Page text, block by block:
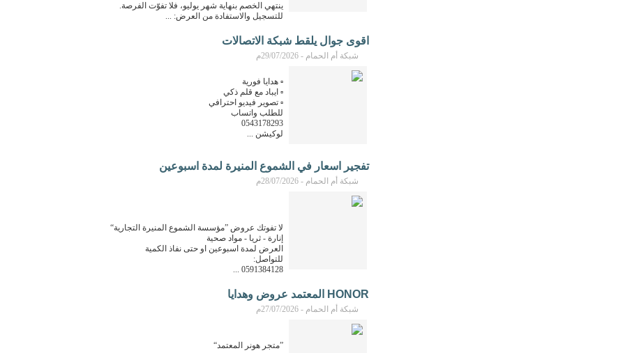
ينتهي الخصم بنهاية شهر يوليو، فلا تفوّت الفرصة.
للتسجيل والاستفادة من العرض: ...
اقوى جوال يلقط شبكة الاتصالات
شبكة أم الحمام - 29/07/2026م
▫️ هدايا فورية
▫️ ايباد مع قلم ذكي
▫️ تصوير فيديو احترافي
للطلب واتساب
0543178293
لوكيشن ...
تفجير اسعار في الشموع المنيرة لمدة اسبوعين
شبكة أم الحمام - 28/07/2026م
لا تفوتك عروض ”مؤسسة الشموع المنيرة التجارية“
إنارة - ثريا - مواد صحية
العرض لمدة اسبوعين او حتى نفاذ الكمية
للتواصل:
0591384128 ...
HONOR المعتمد عروض وهدايا
شبكة أم الحمام - 27/07/2026م
”متجر هونر المعتمد“